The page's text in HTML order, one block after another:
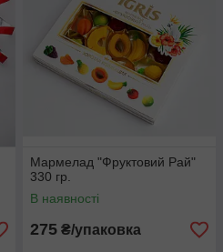
Мармелад "Фруктовий Рай"
330 гр.
В наявності
275 ₴/упаковка